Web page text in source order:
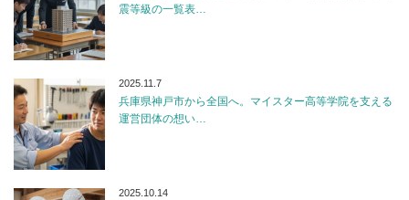
震等級の一覧表…
2025.11.7
兵庫県神戸市から全国へ。マイスター高等学院を支える
運営団体の想い…
2025.10.14